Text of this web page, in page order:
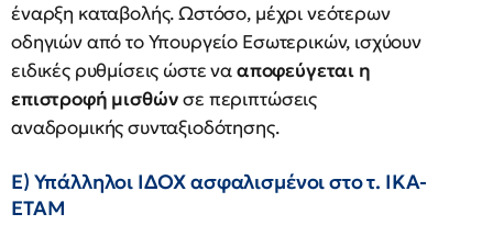
έναρξη καταβολής. Ωστόσο, μέχρι νεότερων
οδηγιών από το Υπουργείο Εσωτερικών, ισχύουν
ειδικές ρυθμίσεις ώστε νααποφεύγεται η
επιστροφή μισθώνσε περιπτώσεις
αναδρομικής συνταξιοδότησης.
Ε) Υπάλληλοι ΙΔΟΧ ασφαλισμένοι στο τ. ΙΚΑ-
ΕΤΑΜ